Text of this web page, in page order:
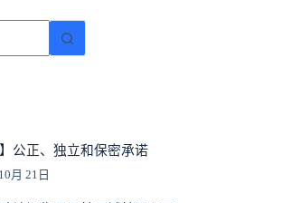
】公正、独立和保密承诺
月 21日